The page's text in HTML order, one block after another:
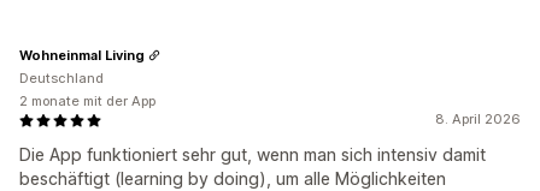
8. April 2026
Die App funktioniert sehr gut, wenn man sich intensiv damit
beschäftigt (learning by doing), um alle Möglichkeiten
Wohneinmal Living
Deutschland
2 monate mit der App